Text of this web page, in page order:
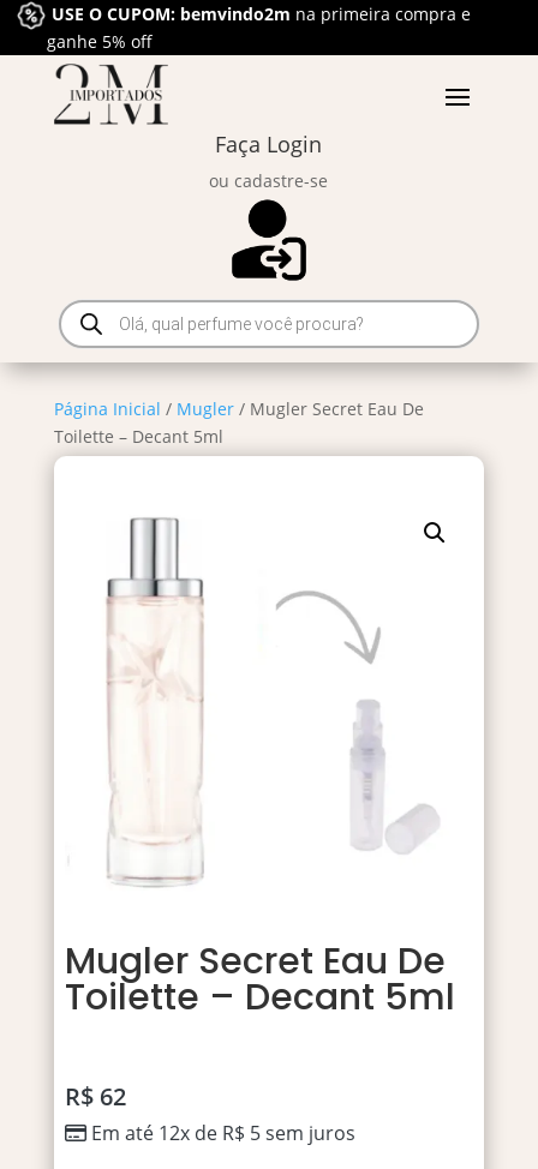
USE O CUPOM: bemvindo2m na primeira compra e
ganhe 5% off
Faça Login
ou cadastre-se
Pesquisar
produtos
Página Inicial / Mugler/ Mugler Secret Eau De
Toilette – Decant 5ml
Mugler Secret Eau De
Toilette – Decant 5ml
R$62
Em até 12x de R$ 5sem juros